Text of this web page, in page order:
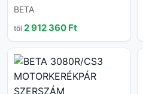
BETA
től 2 912 360 Ft